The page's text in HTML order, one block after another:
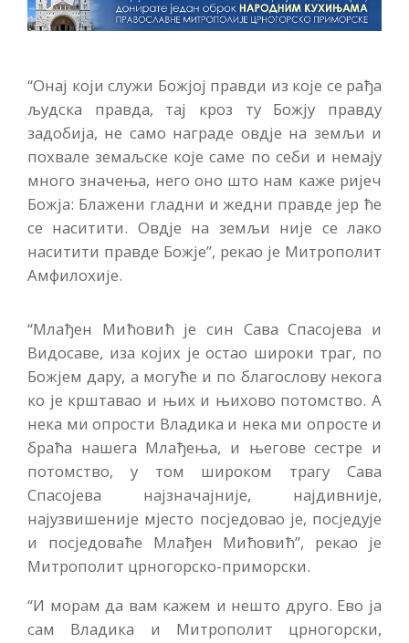
“Онај који служи Божјој правди из које се рађа
људска правда, тај кроз ту Божју правду
задобија, не само награде овдје на земљи и
похвале земаљске које саме по себи и немају
много значења, него оно што нам каже ријеч
Божја: Блажени гладни и жедни правде јер ће
се наситити. Овдје на земљи није се лако
наситити правде Божје”, рекао је Митрополит
Амфилохије.
“Млађен Мићовић је син Сава Спасојева и
Видосаве, иза којих је остао широки траг, по
Божјем дару, а могуће и по благослову некога
ко је крштавао и њих и њихово потомство. А
нека ми опрости Владика и нека ми опросте и
браћа нашега Млађења, и његове сестре и
потомство, у том широком трагу Сава
Спасојева најзначајније, најдивније,
најузвишеније мјесто посједовао је, посједује
и посједоваће Млађен Мићовић”, рекао је
Митрополит црногорско-приморски.
“И морам да вам кажем и нешто друго. Ево ја
сам Владика и Митрополит црногорски,